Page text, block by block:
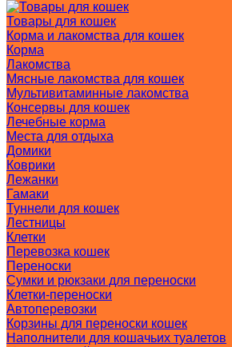
Товары для кошек
Корма и лакомства для кошек
Корма
Лакомства
Мясные лакомства для кошек
Мультивитаминные лакомства
Консервы для кошек
Лечебные корма
Места для отдыха
Домики
Коврики
Лежанки
Гамаки
Туннели для кошек
Лестницы
Клетки
Перевозка кошек
Переноски
Сумки и рюкзаки для переноски
Клетки-переноски
Автоперевозки
Корзины для переноски кошек
Наполнители для кошачьих туалетов